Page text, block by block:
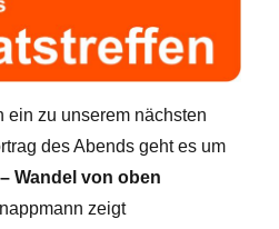
ein zu unserem nächsten
des Abends geht es um
Wandel von oben
zeigt